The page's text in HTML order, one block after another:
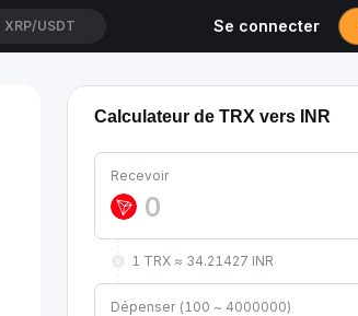
XRP/USDT Se connecter
Calculateur de TRX vers INR
Recevoir
1 TRX ≈ 34.21427 INR
Dépenser (100 ~ 4000000)